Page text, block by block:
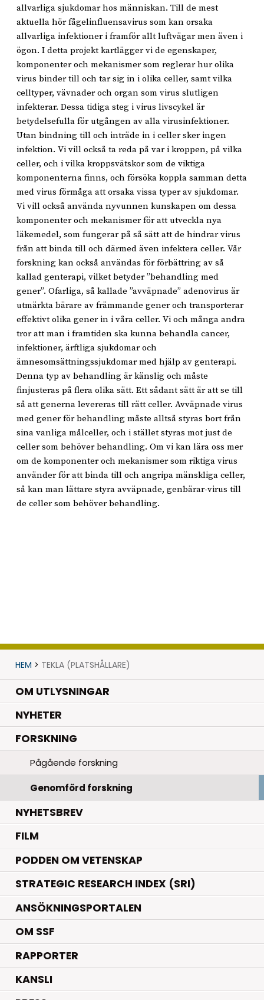
allvarliga sjukdomar hos människan. Till de mest
aktuella hör fågelinfluensavirus som kan orsaka
allvarliga infektioner i framför allt luftvägar men även i
ögon. I detta projekt kartlägger vi de egenskaper,
komponenter och mekanismer som reglerar hur olika
virus binder till och tar sig in i olika celler, samt vilka
celltyper, vävnader och organ som virus slutligen
infekterar. Dessa tidiga steg i virus livscykel är
betydelsefulla för utgången av alla virusinfektioner.
Utan bindning till och inträde in i celler sker ingen
infektion. Vi vill också ta reda på var i kroppen, på vilka
celler, och i vilka kroppsvätskor som de viktiga
komponenterna finns, och försöka koppla samman detta
med virus förmåga att orsaka vissa typer av sjukdomar.
Vi vill också använda nyvunnen kunskapen om dessa
komponenter och mekanismer för att utveckla nya
läkemedel, som fungerar på så sätt att de hindrar virus
från att binda till och därmed även infektera celler. Vår
forskning kan också användas för förbättring av så
kallad genterapi, vilket betyder ”behandling med
gener”. Ofarliga, så kallade ”avväpnade” adenovirus är
utmärkta bärare av främmande gener och transporterar
effektivt olika gener in i våra celler. Vi och många andra
tror att man i framtiden ska kunna behandla cancer,
infektioner, ärftliga sjukdomar och
ämnesomsättningssjukdomar med hjälp av genterapi.
Denna typ av behandling är känslig och måste
finjusteras på flera olika sätt. Ett sådant sätt är att se till
så att generna levereras till rätt celler. Avväpnade virus
med gener för behandling måste alltså styras bort från
sina vanliga målceller, och i stället styras mot just de
celler som behöver behandling. Om vi kan lära oss mer
om de komponenter och mekanismer som riktiga virus
använder för att binda till och angripa mänskliga celler,
så kan man lättare styra avväpnade, genbärar-virus till
de celler som behöver behandling.
HEM > TEKLA (PLATSHÅLLARE)
OM UTLYSNINGAR
NYHETER.
FORSKNING.
Pågående forskning
Genomförd forskning
NYHETSBREV
FILM
PODDEN OM VETENSKAP
STRATEGIC RESEARCH INDEX (SRI)
ANSÖKNINGSPORTALEN
OM SSF
RAPPORTER
KANSLI